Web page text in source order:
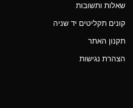
שאלות ותשובות
קונים תקליטים יד שניה
תקנון האתר
הצהרת נגישות